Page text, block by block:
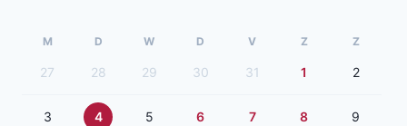
M D W D V Z Z
27 28 29 30 31 1 2
3 4 5 6 7 8 9